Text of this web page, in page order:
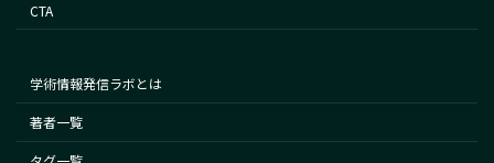
CTA
学術情報発信ラボとは
著者一覧